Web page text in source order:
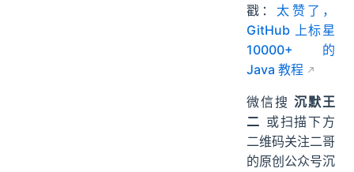
戳： 太赞了，
GitHub 上标星
10000+ 的
Java 教程
微信搜沉默王
二 或扫描下方
二维码关注二哥
的原创公众号沉